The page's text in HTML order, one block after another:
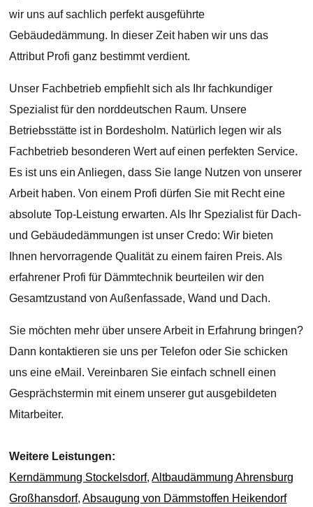
wir uns auf sachlich perfekt ausgeführte
Gebäudedämmung. In dieser Zeit haben wir uns das
Attribut Profi ganz bestimmt verdient.
Unser Fachbetrieb empfiehlt sich als Ihr fachkundiger
Spezialist für den norddeutschen Raum. Unsere
Betriebsstätte ist in Bordesholm. Natürlich legen wir als
Fachbetrieb besonderen Wert auf einen perfekten Service.
Es ist uns ein Anliegen, dass Sie lange Nutzen von unserer
Arbeit haben. Von einem Profi dürfen Sie mit Recht eine
absolute Top-Leistung erwarten. Als Ihr Spezialist für Dach-
und Gebäudedämmungen ist unser Credo: Wir bieten
Ihnen hervorragende Qualität zu einem fairen Preis. Als
erfahrener Profi für Dämmtechnik beurteilen wir den
Gesamtzustand von Außenfassade, Wand und Dach.
Sie möchten mehr über unsere Arbeit in Erfahrung bringen?
Dann kontaktieren sie uns per Telefon oder Sie schicken
uns eine eMail. Vereinbaren Sie einfach schnell einen
Gesprächstermin mit einem unserer gut ausgebildeten
Mitarbeiter.
Weitere Leistungen:
Kerndämmung Stockelsdorf,Altbaudämmung Ahrensburg
Großhansdorf,Absaugung von Dämmstoffen Heikendorf